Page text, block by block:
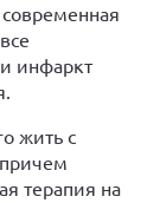
инфаркт
жить с
терапия на